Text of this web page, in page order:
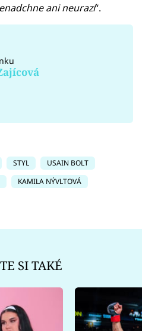
ani neurazí“.
STYL
USAIN BOLT
KAMILA NÝVLTOVÁ
SI TAKÉ